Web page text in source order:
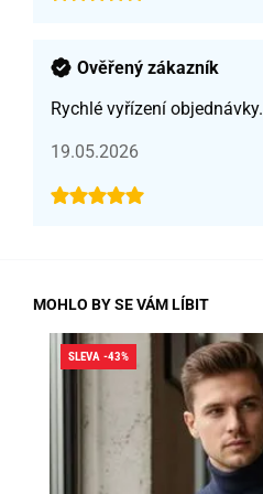
Ověřený zákazník
Rychlé vyřízení objednávky.
19.05.2026
MOHLO BY SE VÁM LÍBIT
SLEVA -43%